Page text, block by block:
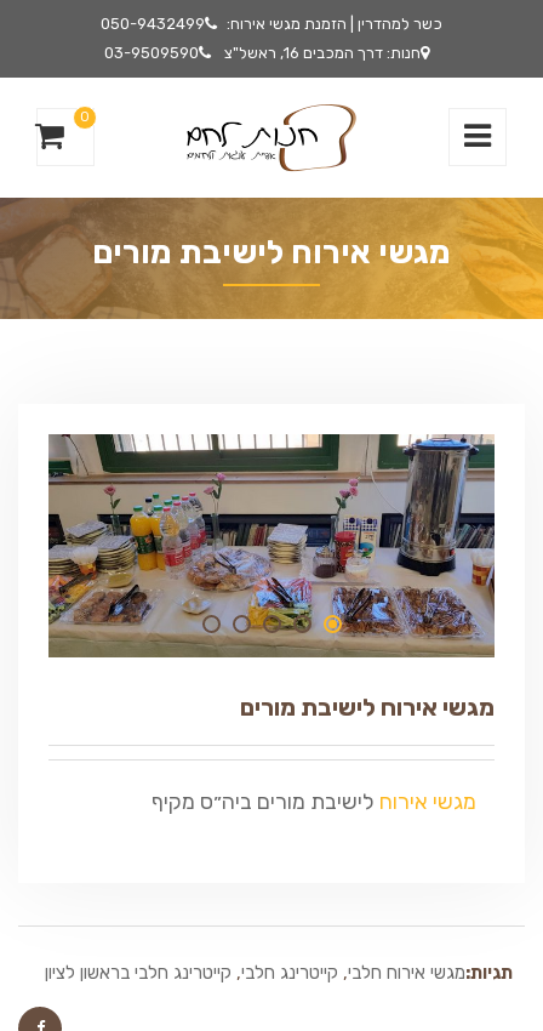
כשר למהדרין | הזמנת מגשי אירוח:
050-9432499
חנות: דרך המכבים 16, ראשל"צ
03-9509590
0
מגשי אירוח לישיבת מורים
מגשי אירוח לישיבת מורים
מגשי אירוח לישיבת מורים ביה״ס מקיף
תגיות:מגשי אירוח חלבי, קייטרינג חלבי, קייטרינג חלבי בראשון לציון